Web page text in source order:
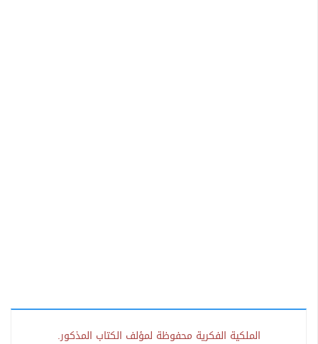
الملكية الفكرية محفوظة لمؤلف الكتاب المذكور.